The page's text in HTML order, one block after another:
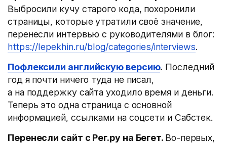
Выбросили кучу старого кода, похоронили
страницы, которые утратили своё значение,
перенесли интервью с руководителями в блог:
https://lepekhin.ru/blog/categories/interviews.
Пофлексили английскую версию. Последний
год я почти ничего туда не писал,
а на поддержку сайта уходило время и деньги.
Теперь это одна страница с основной
информацией, ссылками на соцсети и Сабстек.
Перенесли сайт с Рег.ру на Бегет. Во-первых,